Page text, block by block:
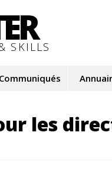
SKILLS
Communiqués
les